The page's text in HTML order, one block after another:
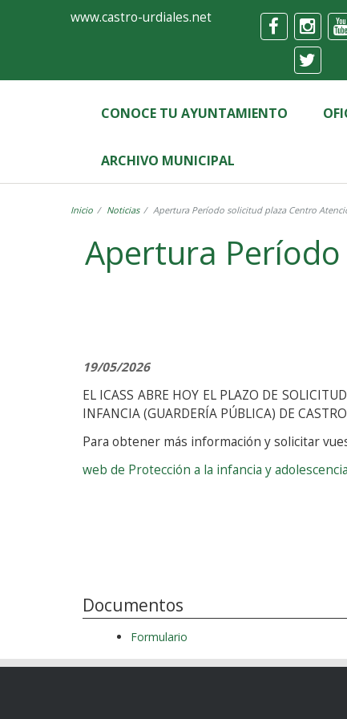
FormularioAyuntamiento
Castro-
Urdiales
www.castro-urdiales.net
CONOCE TU AYUNTAMIENTO
ARCHIVO MUNICIPAL
Inicio Noticias Apertura Período solicitud plaza Centro
Apertura
19/05/2026
EL ICASS ABRE HOY EL PLAZO DE
INFANCIA (GUARDERÍA PÚBLICA) DE
Para obtener más información y solicitar
web de Protección a la infancia y adolescencia
Documentos
Formulario